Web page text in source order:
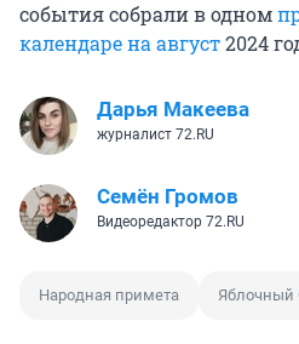
события собрали в одном
календаре на август2024
Дарья Макеева
журналист 72.RU
Семён Громов
Видеоредактор 72.RU
Народная примета Яблочный